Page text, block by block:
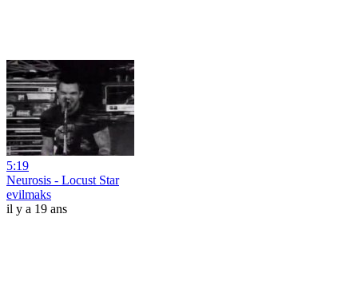
5:19
Neurosis - Locust Star
evilmaks
il y a 19 ans